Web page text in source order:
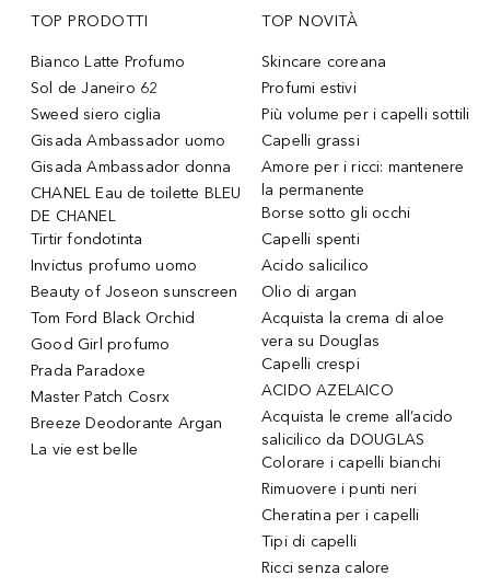
TOP PRODOTTI
Bianco Latte Profumo
Sol de Janeiro 62
Sweed siero ciglia
Gisada Ambassador uomo
Gisada Ambassador donna
CHANEL Eau de toilette BLEU
DE CHANEL
Tirtir fondotinta
Invictus profumo uomo
Beauty of Joseon sunscreen
Tom Ford Black Orchid
Good Girl profumo
Prada Paradoxe
Master Patch Cosrx
Breeze Deodorante Argan
La vie est belle
TOP NOVITÀ
Skincare coreana
Profumi estivi
Più volume per i capelli sottili
Capelli grassi
Amore per i ricci: mantenere
la permanente
Borse sotto gli occhi
Capelli spenti
Acido salicilico
Olio di argan
Acquista la crema di aloe
vera su Douglas
Capelli crespi
ACIDO AZELAICO
Acquista le creme all’acido
salicilico da DOUGLAS
Colorare i capelli bianchi
Rimuovere i punti neri
Cheratina per i capelli
Tipi di capelli
Ricci senza calore